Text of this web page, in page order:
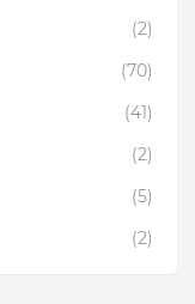
(2)
(70)
(41)
(2)
(5)
(2)